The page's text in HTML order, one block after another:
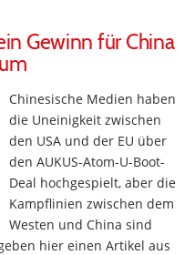
Gewinn für China
Chinesische Medien haben
die Uneinigkeit zwischen
den USA und der EU über
den AUKUS-Atom-U-Boot-
Deal hochgespielt, aber die
Kampflinien zwischen dem
Westen und China sind
hier einen Artikel aus